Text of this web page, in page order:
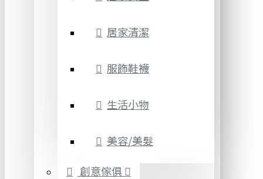
居家清潔
服飾鞋襪
生活小物
美容/美髮
創意傢俱